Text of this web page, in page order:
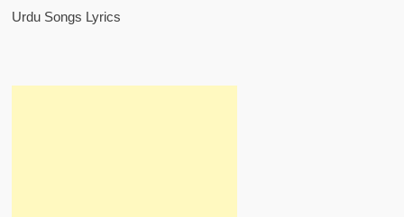
Urdu Songs Lyrics